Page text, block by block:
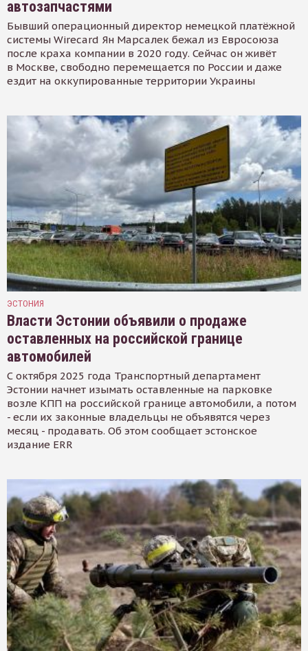
автозапчастями
Бывший операционный директор немецкой платёжной
системы Wirecard Ян Марсалек бежал из Евросоюза
после краха компании в 2020 году. Сейчас он живёт
в Москве, свободно перемещается по России и даже
ездит на оккупированные территории Украины
ЭСТОНИЯ
Власти Эстонии объявили о продаже
оставленных на российской границе
автомобилей
С октября 2025 года Транспортный департамент
Эстонии начнет изымать оставленные на парковке
возле КПП на российской границе автомобили, а потом
- если их законные владельцы не объявятся через
месяц - продавать. Об этом сообщает эстонское
издание ERR